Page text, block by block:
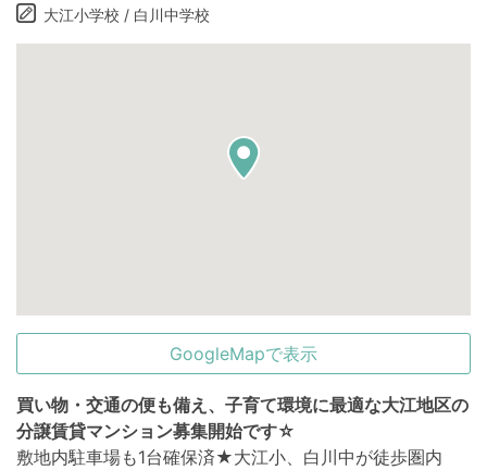
大江小学校 / 白川中学校
GoogleMapで表示
買い物・交通の便も備え、子育て環境に最適な大江地区の
分譲賃貸マンション募集開始です☆
敷地内駐車場も1台確保済★大江小、白川中が徒歩圏内